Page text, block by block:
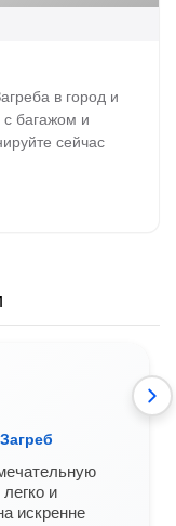
в город и
багажом и
сейчас
и
искренне